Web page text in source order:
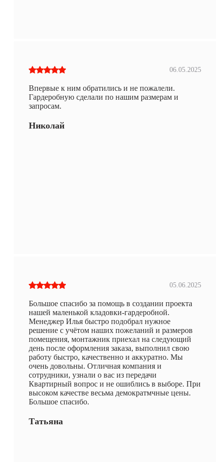
06.05.2025
Впервые к ним обратились и не пожалели.
Гардеробную сделали по нашим размерам и
запросам.
Николай
05.06.2025
Большое спасибо за помощь в создании проекта
нашей маленькой кладовки-гардеробной.
Менеджер Илья быстро подобрал нужное
решение с учётом наших пожеланий и размеров
помещения, монтажник приехал на следующий
день после оформления заказа, выполнил свою
работу быстро, качественно и аккуратно. Мы
очень довольны. Отличная компания и
сотрудники, узнали о вас из передачи
Квартирный вопрос и не ошиблись в выборе. При
высоком качестве весьма демократмчные цены.
Большое спасибо.
Татьяна